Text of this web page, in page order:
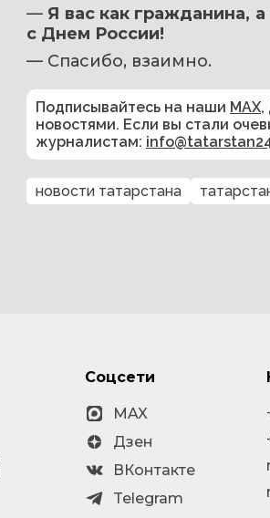
— Я вас как гражданина,
с Днем России!
— Спасибо, взаимно.
Подписывайтесь на наши MAX,
новостями. Если вы стали
журналистам:
новости татарстана
Соцсети
MAX
Дзен
ВКонтакте
Telegram